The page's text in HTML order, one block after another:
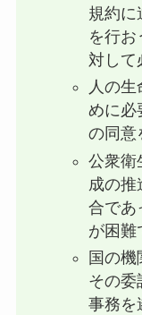
規約に
を行お
対して
人の
めに必
の同意
公衆衛
成の推
合であ
が困難
国の
その委
事務を